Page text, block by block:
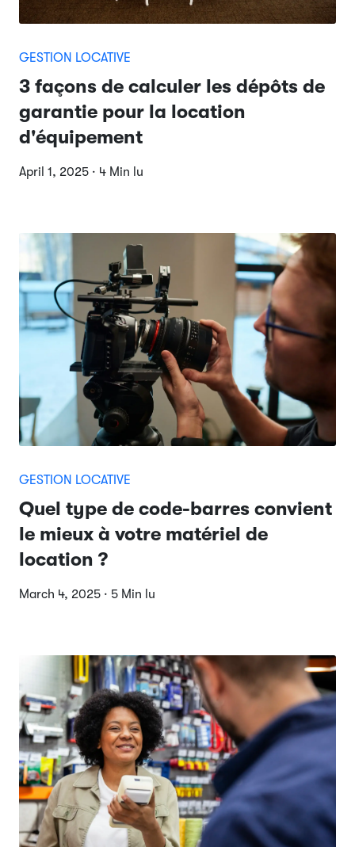
GESTION LOCATIVE
3 façons de calculer les dépôts de
garantie pour la location
d'équipement
April 1, 2025 · 4 Min lu
GESTION LOCATIVE
Quel type de code-barres convient
le mieux à votre matériel de
location ?
March 4, 2025 · 5 Min lu